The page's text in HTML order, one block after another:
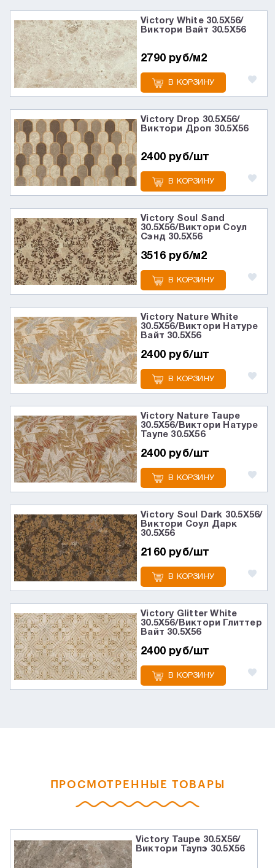
Victory White 30.5X56/
Виктори Вайт 30.5X56
2790 руб/м2
В КОРЗИНУ
Victory Drop 30.5X56/
Виктори Дроп 30.5X56
2400 руб/шт
В КОРЗИНУ
Victory Soul Sand
30.5X56/Виктори Соул
Сэнд 30.5X56
3516 руб/м2
В КОРЗИНУ
Victory Nature White
30.5X56/Виктори Натуре
Вайт 30.5X56
2400 руб/шт
В КОРЗИНУ
Victory Nature Taupe
30.5X56/Виктори Натуре
Таупе 30.5X56
2400 руб/шт
В КОРЗИНУ
Victory Soul Dark 30.5X56/
Виктори Соул Дарк
30.5X56
2160 руб/шт
В КОРЗИНУ
Victory Glitter White
30.5X56/Виктори Глиттер
Вайт 30.5X56
2400 руб/шт
В КОРЗИНУ
ПРОСМОТРЕННЫЕ ТОВАРЫ
Victory Taupe 30.5X56/
Виктори Таупэ 30.5X56